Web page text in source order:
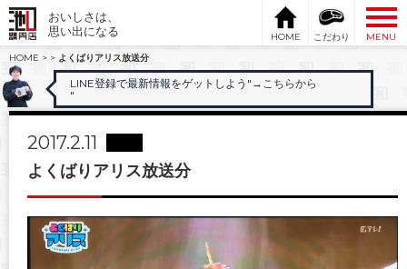
おいしさは、
思い出になる
HOME こだわり
MENU
HOME > > よくばりアリス放送分
LINE登録で最新情報をゲットしよう" →こちらから
"
2017.2.11
よくばりアリス放送分